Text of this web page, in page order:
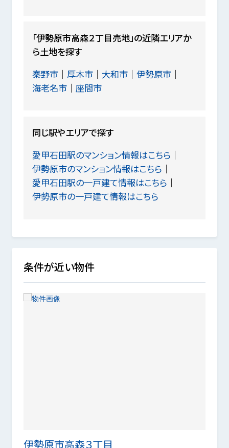
「伊勢原市高森２丁目売地」の近隣エリアか
ら土地を探す
秦野市
厚木市 大和市
伊勢原市
海老名市
座間市
同じ駅やエリアで探す
愛甲石田駅のマンション情報はこちら
伊勢原市のマンション情報はこちら
愛甲石田駅の一戸建て情報はこちら
伊勢原市の一戸建て情報はこちら
条件が近い物件
伊勢原市高森３丁目